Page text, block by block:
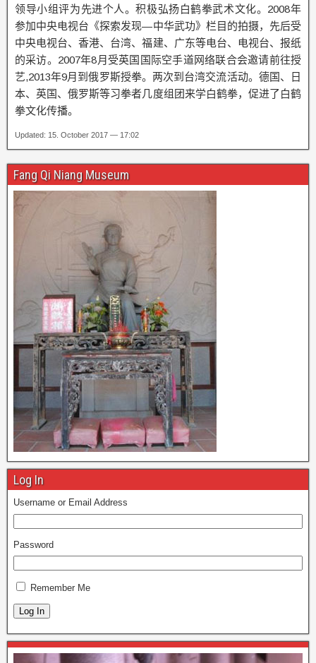
领导小组评为先进个人。积极弘扬白鹤拳武术文化。2008年
参加中央电视台《探索发现—中华武功》栏目的拍摄，先后受
中央电视台、香港、台湾、福建、广东等电台、电视台、报纸
的采访。2007年8月受英国国际空手道网络联合会邀请前往授
艺,2013年9月到俄罗斯授拳。两次到台湾交流活动。德国、日
本、英国、俄罗斯等习拳者几度组团来学白鹤拳，促进了白鹤
拳文化传播。
Updated: 15. October 2017 — 17:02
Fang Qi Niang Museum
Log In
Username or Email Address
Password
Remember Me
Log In